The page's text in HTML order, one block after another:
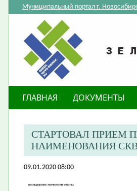
Муниципальный портал г.
ГЛАВНАЯ ДОКУМЕНТЫ
СТАРТОВАЛ ПРИЕМ
НАИМЕНОВАНИЯ
09.01.2020 08:00